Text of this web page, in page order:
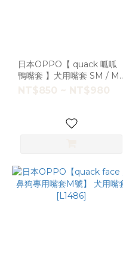
日本OPPO【 quack 呱呱
鴨嘴套 】犬用嘴套 SM / M/
L [L088.L279]
NT$850 ~ NT$980